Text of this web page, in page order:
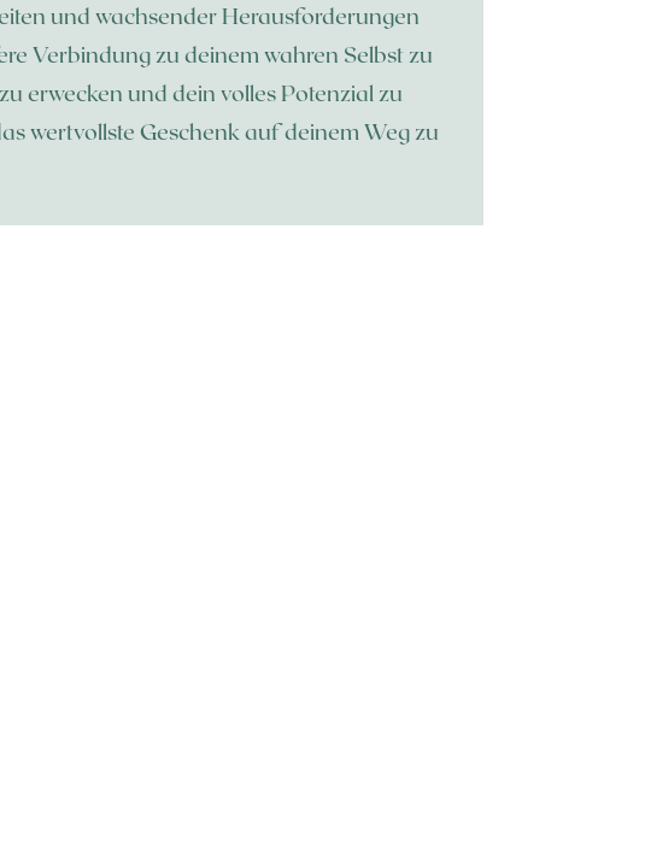
und wachsender Herausforderungen
Verbindung zu deinem wahren Selbst zu
erwecken und dein volles Potenzial zu
wertvollste Geschenk auf deinem Weg zu